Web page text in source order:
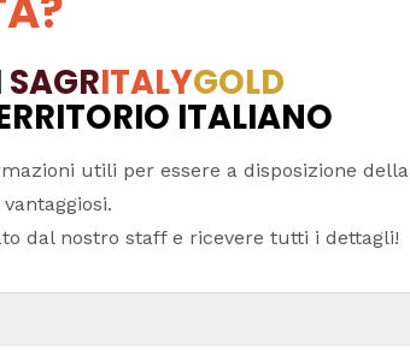
SAGRITALYGOLD
ITALIANO
utili per essere a disposizione della
dal nostro staff e ricevere tutti i dettagli!